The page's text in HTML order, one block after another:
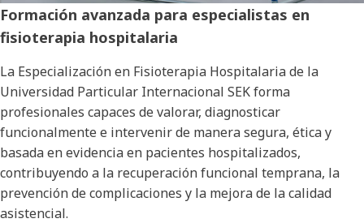
Formación avanzada para especialistas en
fisioterapia hospitalaria
La Especialización en Fisioterapia Hospitalaria de la
Universidad Particular Internacional SEK forma
profesionales capaces de valorar, diagnosticar
funcionalmente e intervenir de manera segura, ética y
basada en evidencia en pacientes hospitalizados,
contribuyendo a la recuperación funcional temprana, la
prevención de complicaciones y la mejora de la calidad
asistencial.